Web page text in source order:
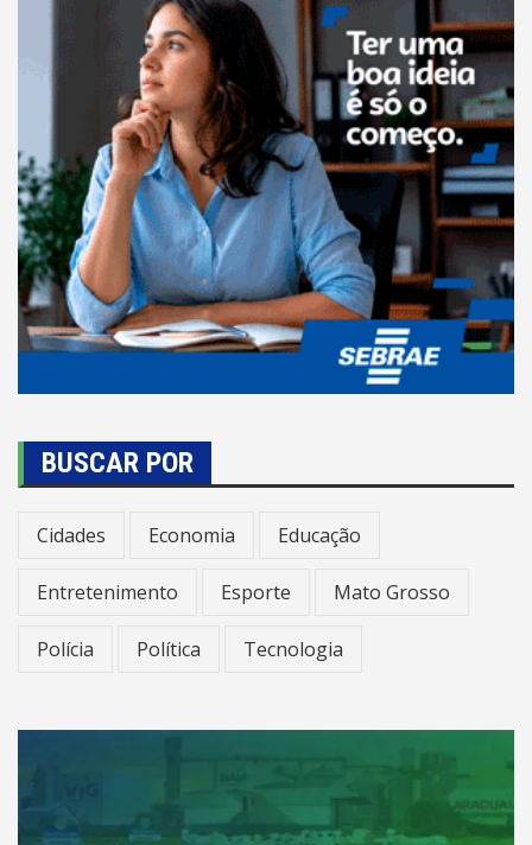
BUSCAR POR
Cidades Economia Educação
Entretenimento Esporte Mato Grosso
Polícia Política Tecnologia